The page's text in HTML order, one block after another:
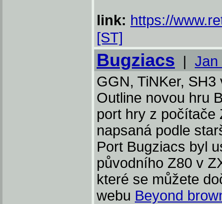
link: https://
[ST]
Bugziacs | Jan
GGN, TiNKer,
Outline novou hru
port hry z počítače
napsaná podle
Port Bugziacs byl
původního Z80 v
které se můžete
webu Beyond